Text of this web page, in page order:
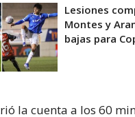
Lesiones
Montes y
bajas para
la cuenta a los 60